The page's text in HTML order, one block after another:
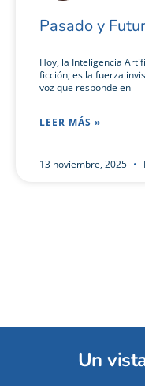
Pasado y
Hoy, la Inteligencia
ficción; es la fuerza
voz que responde en
LEER MÁS »
13 noviembre, 2025
Un